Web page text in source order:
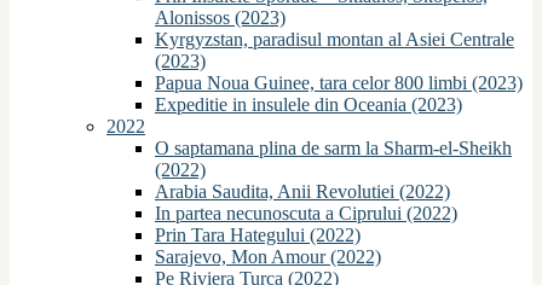
Alonissos (2023)
Kyrgyzstan, paradisul montan al Asiei Centrale
(2023)
Papua Noua Guinee, tara celor 800 limbi (2023)
Expeditie in insulele din Oceania (2023)
2022
O saptamana plina de sarm la Sharm-el-Sheikh
(2022)
Arabia Saudita, Anii Revolutiei (2022)
In partea necunoscuta a Ciprului (2022)
Prin Tara Hategului (2022)
Sarajevo, Mon Amour (2022)
Pe Riviera Turca (2022)